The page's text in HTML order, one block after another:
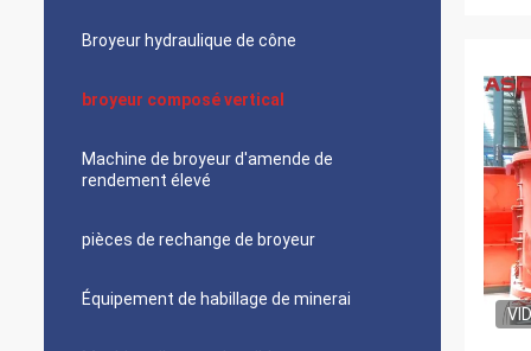
Broyeur hydraulique de cône
broyeur composé vertical
Machine de broyeur d'amende de
rendement élevé
pièces de rechange de broyeur
Équipement de habillage de minerai